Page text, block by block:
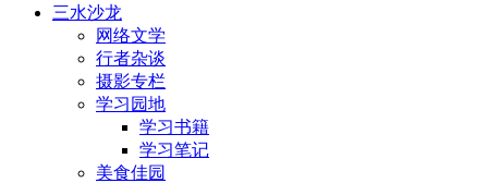
三水沙龙
网络文学
行者杂谈
摄影专栏
学习园地
学习书籍
学习笔记
美食佳园